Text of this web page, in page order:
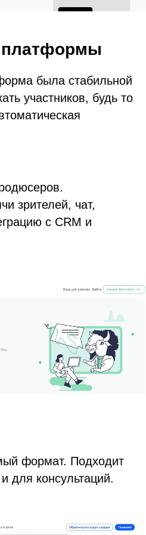
была стабильной
участников, будь то
зрителей, чат,
с CRM и
формат. Подходит
для консультаций.